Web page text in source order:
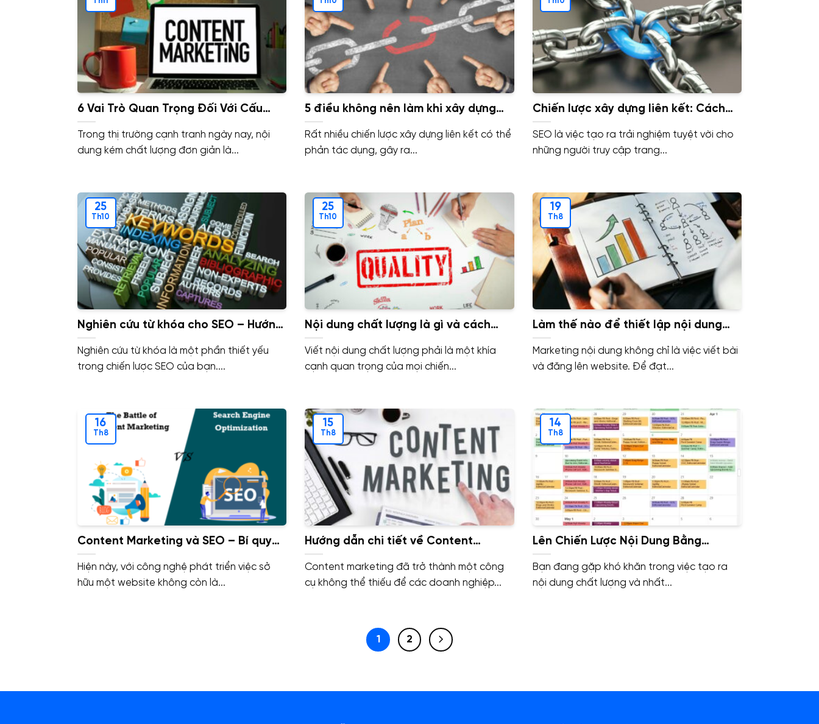
6 Vai Trò Quan Trọng Đối Với Cấu
Trúc Nhóm Content Marketing Hiệu
Quả
Trong thị trường cạnh tranh ngày nay, nội
dung kém chất lượng đơn giản là...
5 điều không nên làm khi xây dựng
liên kết backlink
Rất nhiều chiến lược xây dựng liên kết có thể
phản tác dụng, gây ra...
Chiến lược xây dựng liên kết: Cách
tiếp cận thành công trong 6 bước
SEO là việc tạo ra trải nghiệm tuyệt vời cho
những người truy cập trang...
Nghiên cứu từ khóa cho SEO – Hướng
dẫn cơ bản
Nghiên cứu từ khóa là một phần thiết yếu
trong chiến lược SEO của bạn....
25
Th10
Nội dung chất lượng là gì và cách
bạn có thể đảm bảo chất lượng nội
dung
Viết nội dung chất lượng phải là một khía
cạnh quan trọng của mọi chiến...
25
Th10
Làm thế nào để thiết lập nội dung
của bạn thực sự hiệu quả?
Marketing nội dung không chỉ là việc viết bài
và đăng lên website. Để đạt...
19
Th8
Content Marketing và SEO – Bí quyết
chinh phục Google và thu hút khách
hàng
Hiện này, với công nghệ phát triển việc sở
hữu một website không còn là...
16
Th8
Hướng dẫn chi tiết về Content
Marketing cho doanh nghiệp
Content marketing đã trở thành một công
cụ không thể thiếu để các doanh nghiệp...
15
Th8
Lên Chiến Lược Nội Dung Bằng
Content Calendar
Bạn đang gặp khó khăn trong việc tạo ra
nội dung chất lượng và nhất...
14
Th8
1 2